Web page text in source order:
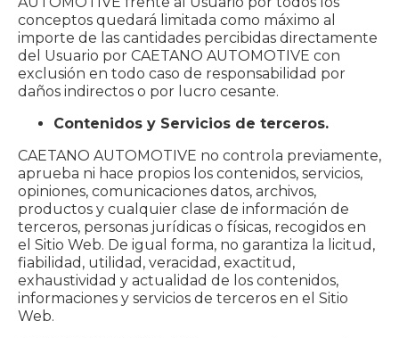
conceptos quedará limitada como máximo al
importe de las cantidades percibidas directamente
del Usuario por CAETANO AUTOMOTIVE con
exclusión en todo caso de responsabilidad por
daños indirectos o por lucro cesante.
Contenidos y Servicios de terceros.
CAETANO AUTOMOTIVE no controla previamente,
aprueba ni hace propios los contenidos, servicios,
opiniones, comunicaciones datos, archivos,
productos y cualquier clase de información de
terceros, personas jurídicas o físicas, recogidos en
el Sitio Web. De igual forma, no garantiza la licitud,
fiabilidad, utilidad, veracidad, exactitud,
exhaustividad y actualidad de los contenidos,
informaciones y servicios de terceros en el Sitio
Web.